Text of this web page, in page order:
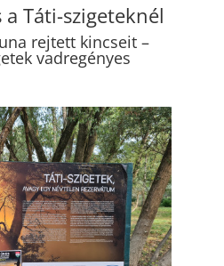
a Táti-szigeteknél
rejtett kincseit –
vadregényes